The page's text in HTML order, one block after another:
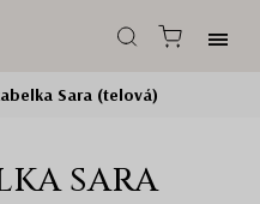
Sara (telová)
SARA